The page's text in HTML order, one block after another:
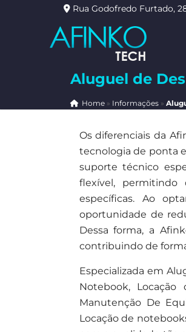
Rua Godofredo Furtado,
Aluguel de
Home» Informações »
Os diferenciais da
tecnologia de ponta
suporte técnico
flexível, permitindo
específicas. Ao
oportunidade de
Dessa forma, a
contribuindo de
Especializada em
Notebook,
Manutenção De
Locação de